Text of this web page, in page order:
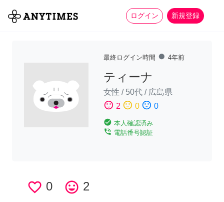
ログイン 新規登録
全て 家事 more_horiz
最終ログイン時間 fiber_manual_record 4年前
ティーナ
女性 / 50代 / 広島県
sentiment_satisfied 2 sentiment_neutral 0 sentiment_dissatisfied 0
check_circle 本人確認済み
phone_in_talk 電話番号認証
favorite_border 0 tag_faces 2